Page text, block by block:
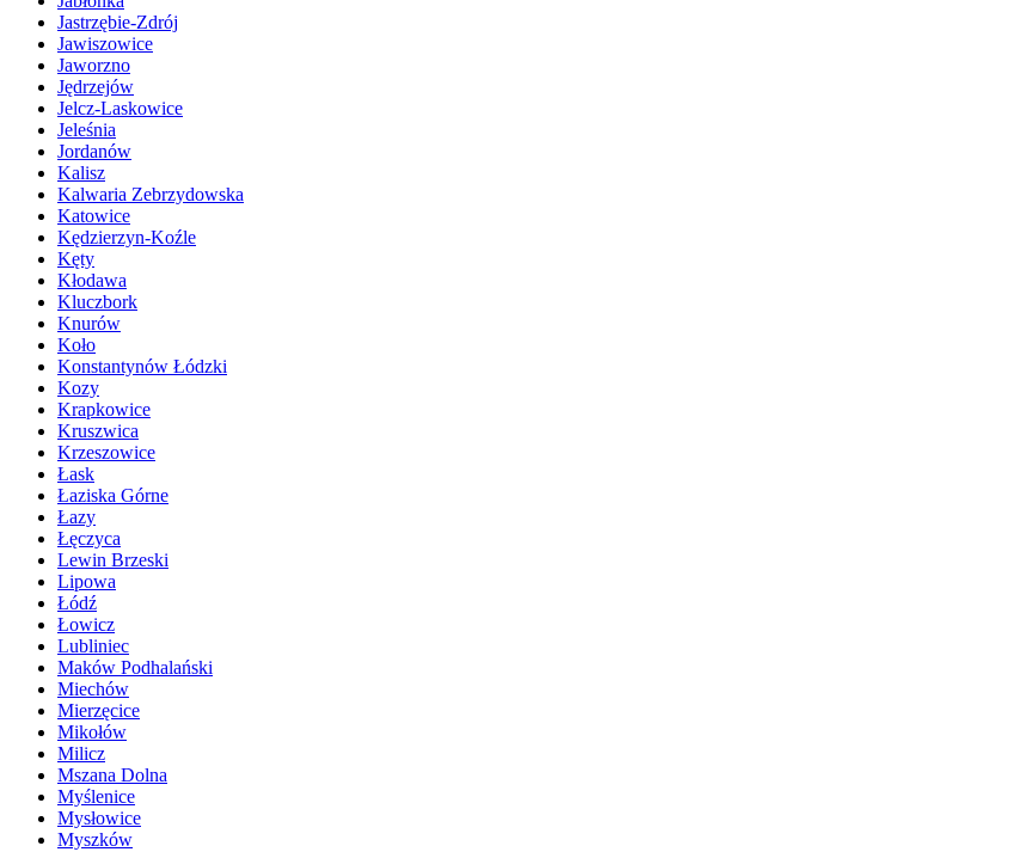
Jastrzębie-Zdrój
Jawiszowice
Jaworzno
Jędrzejów
Jelcz-Laskowice
Jeleśnia
Jordanów
Kalisz
Kalwaria Zebrzydowska
Katowice
Kędzierzyn-Koźle
Kęty
Kłodawa
Kluczbork
Knurów
Koło
Konstantynów Łódzki
Kozy
Krapkowice
Kruszwica
Krzeszowice
Łask
Łaziska Górne
Łazy
Łęczyca
Lewin Brzeski
Lipowa
Łódź
Łowicz
Lubliniec
Maków Podhalański
Miechów
Mierzęcice
Mikołów
Milicz
Mszana Dolna
Myślenice
Mysłowice
Myszków